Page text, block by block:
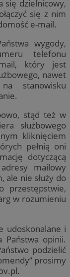
się dzielnicowy,
się z nim
e-mail.
wygody,
telefonu
który jest
nawet
stanowisku
stąd też w
służbowego
kliknięciem
pełnią oni
dotyczącą
mailowy
ale nie służy do
przestępstwie,
w rozumieniu
udoskonalane i
Państwa opinii.
podzielić
prosimy
.